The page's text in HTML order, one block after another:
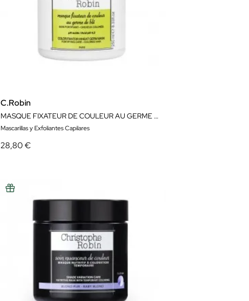
C.Robin
MASQUE FIXATEUR DE COULEUR AU GERME DE BLÉ 250
Mascarillas y Exfoliantes Capilares
28,80 €